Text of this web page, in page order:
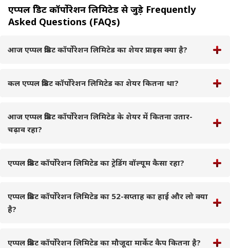
एप्पल क्रेडिट कॉर्पोरेशन लिमिटेड से जुड़े Frequently
Asked Questions (FAQs)
आज एप्पल क्रेडिट कॉर्पोरेशन लिमिटेड का शेयर प्राइस क्या है?
कल एप्पल क्रेडिट कॉर्पोरेशन लिमिटेड का शेयर कितना था?
आज एप्पल क्रेडिट कॉर्पोरेशन लिमिटेड के शेयर में कितना उतार-
चढ़ाव रहा?
एप्पल क्रेडिट कॉर्पोरेशन लिमिटेड का ट्रेडिंग वॉल्यूम कैसा रहा?
एप्पल क्रेडिट कॉर्पोरेशन लिमिटेड का 52-सप्ताह का हाई और लो क्या
है?
एप्पल क्रेडिट कॉर्पोरेशन लिमिटेड का मौजूदा मार्केट कैप कितना है?